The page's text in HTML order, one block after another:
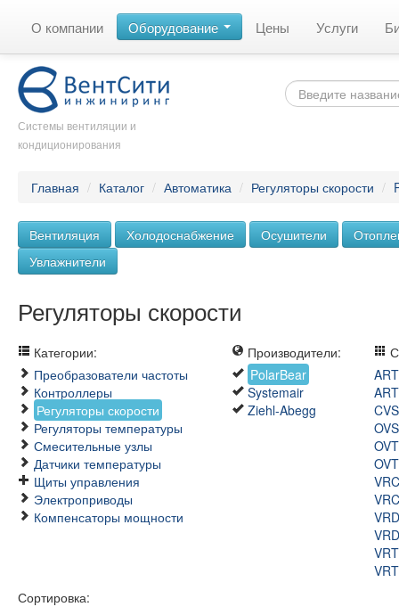
О компании Оборудование Цены Услуги
Системы вентиляции и
кондиционирования
Главная / Каталог / Автоматика / Регуляторы скорости /
Вентиляция Холодоснабжение Осушители
Увлажнители
Регуляторы скорости
Категории:
Преобразователи частоты
Контроллеры
Регуляторы скорости
Регуляторы температуры
Смесительные узлы
Датчики температуры
Щиты управления
Электроприводы
Компенсаторы мощности
Производители:
PolarBear
Systemair
Ziehl-Abegg
CVS
OVS
Сортировка: